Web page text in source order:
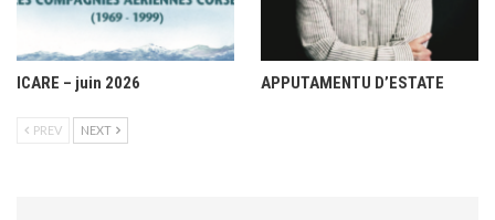
ICARE – juin 2026 APPUTAMENTU D’ESTATE
PREV NEXT